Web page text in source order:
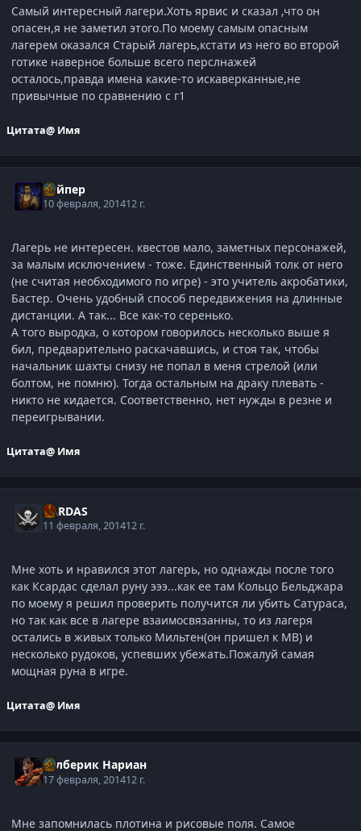
Самый интересный лагери.Хоть ярвис и сказал ,что он
опасен,я не заметил этого.По моему самым опасным
лагерем оказался Старый лагерь,кстати из него во второй
готике наверное больше всего перслнажей
осталось,правда имена какие-то искаверканные,не
привычные по сравнению с г1
Цитата@ Имя
Вайпер
10 февраля, 201412 г.
Лагерь не интересен. квестов мало, заметных персонажей,
за малым исключением - тоже. Единственный толк от него
(не считая необходимого по игре) - это учитель акробатики,
Бастер. Очень удобный способ передвижения на длинные
дистанции. А так... Все как-то серенько.
А того выродка, о котором говорилось несколько выше я
бил, предварительно раскачавшись, и стоя так, чтобы
начальник шахты снизу не попал в меня стрелой (или
болтом, не помню). Тогда остальным на драку плевать -
никто не кидается. Соответственно, нет нужды в резне и
переигрывании.
Цитата@ Имя
XARDAS
11 февраля, 201412 г.
Мне хоть и нравился этот лагерь, но однажды после того
как Ксардас сделал руну эээ...как ее там Кольцо Бельджара
по моему я решил проверить получится ли убить Сатураса,
но так как все в лагере взаимосвязанны, то из лагеря
остались в живых только Мильтен(он пришел к МВ) и
несколько рудоков, успевших убежать.Пожалуй самая
мощная руна в игре.
Цитата@ Имя
Рэлберик Нариан
17 февраля, 201412 г.
Мне запомнилась плотина и рисовые поля. Самое